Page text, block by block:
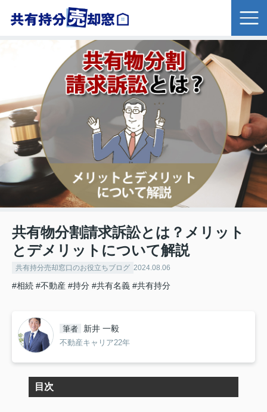
共有物分割請求訴訟とは？メリット
とデメリットについて解説
共有持分売却窓口のお役立ちブログ 2024.08.06
#相続 #不動産 #持分 #共有名義 #共有持分
筆者 新井 一毅
不動産キャリア22年
目次